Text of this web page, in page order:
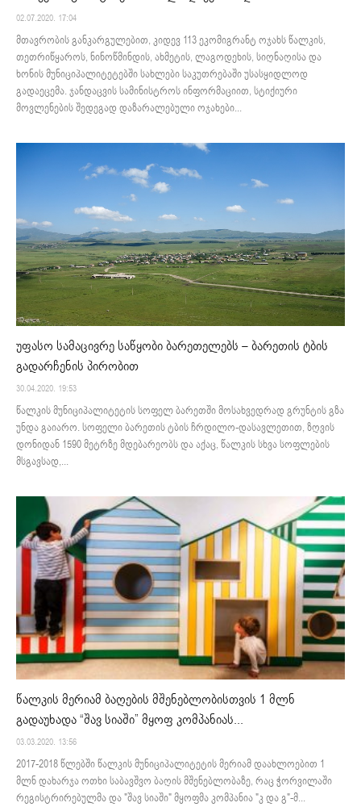
02.07.2020. 17:04
მთავრობის განკარგულებით, კიდევ 113 ეკომიგრანტ ოჯახს წალკის,
თეთრიწყაროს, ნინოწმინდის, ახმეტის, ლაგოდეხის, სიღნაღისა და
ხონის მუნიციპალიტეტებში სახლები საკუთრებაში უსასყიდლოდ
გადაეცემა. ჯანდაცვის სამინისტროს ინფორმაციით, სტიქიური
მოვლენების შედეგად დაზარალებული ოჯახები...
უფასო სამაცივრე საწყობი ბარეთელებს – ბარეთის ტბის
გადარჩენის პირობით
30.04.2020. 19:53
წალკის მუნიციპალიტეტის სოფელ ბარეთში მოსახვედრად გრუნტის გზა
უნდა გაიარო. სოფელი ბარეთის ტბის ჩრდილო-დასავლეთით, ზღვის
დონიდან 1590 მეტრზე მდებარეობს და აქაც, წალკის სხვა სოფლების
მსგავსად,...
წალკის მერიამ ბაღების მშენებლობისთვის 1 მლნ
გადაუხადა “შავ სიაში” მყოფ კომპანიას...
03.03.2020. 13:56
2017-2018 წლებში წალკის მუნიციპალიტეტის მერიამ დაახლოებით 1
მლნ დახარჯა ოთხი საბავშვო ბაღის მშენებლობაზე, რაც ჭორვილაში
რეგისტრირებულმა და "შავ სიაში" მყოფმა კომპანია "კ და გ"-მ...